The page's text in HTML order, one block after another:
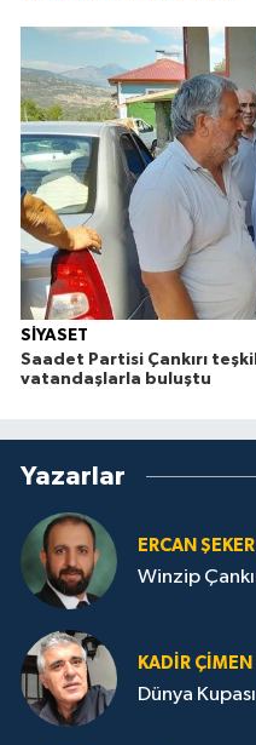
SİYASET
Saadet Partisi Çankırı
vatandaşlarla buluştu
Yazarlar
ERCAN ŞEKER
Winzip
KADIR ÇIMEN
Dünya